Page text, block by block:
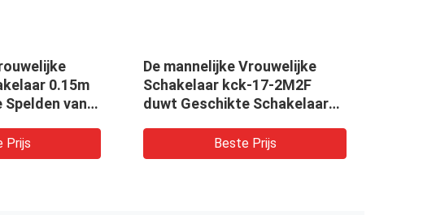
van
De mannelijke Vrouwelijke
Schakelaar kck-17-2M2F
duwt Geschikte Schakelaar
Beste Prijs
Schakelaar